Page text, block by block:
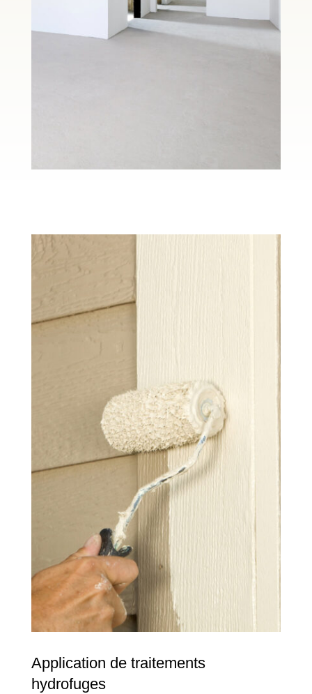
Application de traitements
hydrofuges